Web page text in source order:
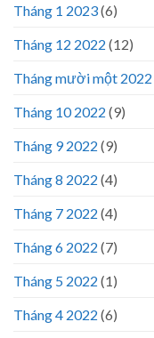
Tháng 1 2023(6)
Tháng 12 2022 (12)
Tháng mười một 2022
Tháng 10 2022 (9)
Tháng 9 2022 (9)
Tháng 8 2022 (4)
Tháng 7 2022 (4)
Tháng 6 2022 (7)
Tháng 5 2022 (1)
Tháng 4 2022 (6)